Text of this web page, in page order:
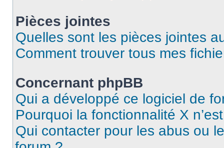
Pièces jointes
Quelles sont les pièces jointes
Comment trouver tous mes
Concernant phpBB
Qui a développé ce logiciel de
Pourquoi la fonctionnalité X
Qui contacter pour les abus ou